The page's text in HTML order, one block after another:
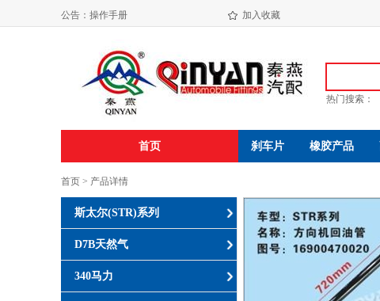
公告： 操作手册
海盐振达汽配有限公司年产650万件发动机减震垫易地技改项目环境影响报告书( 报 批 稿 )
加入收藏
热门搜索：
首页 刹车片 橡胶产品
首页 > 产品详情
斯太尔(STR)系列
D7B天然气
340马力